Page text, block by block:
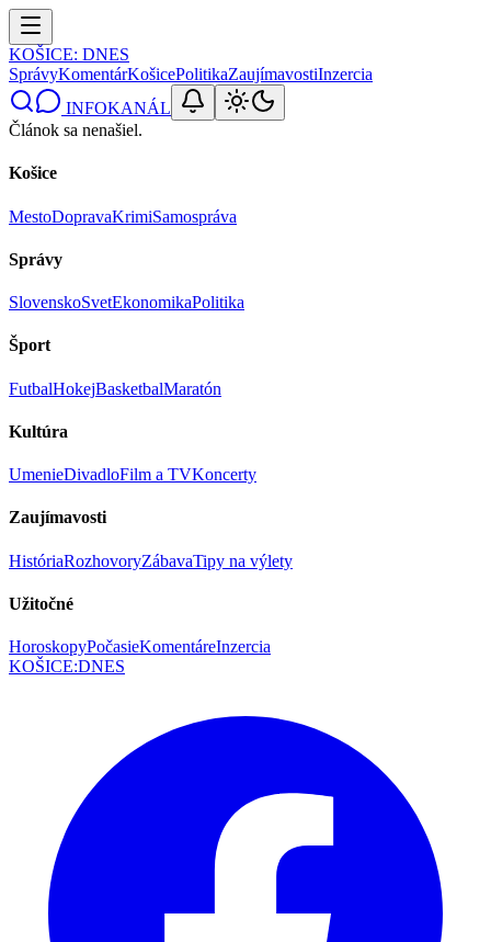
KOŠICE: DNES
SprávyKomentárKošicePolitikaZaujímavostiInzercia
INFOKANÁL
Článok sa nenašiel.
Košice
MestoDopravaKrimiSamospráva
Správy
SlovenskoSvetEkonomikaPolitika
Šport
FutbalHokejBasketbalMaratón
Kultúra
UmenieDivadloFilm a TVKoncerty
Zaujímavosti
HistóriaRozhovoryZábavaTipy na výlety
Užitočné
HoroskopyPočasieKomentáreInzercia
KOŠICE:DNES